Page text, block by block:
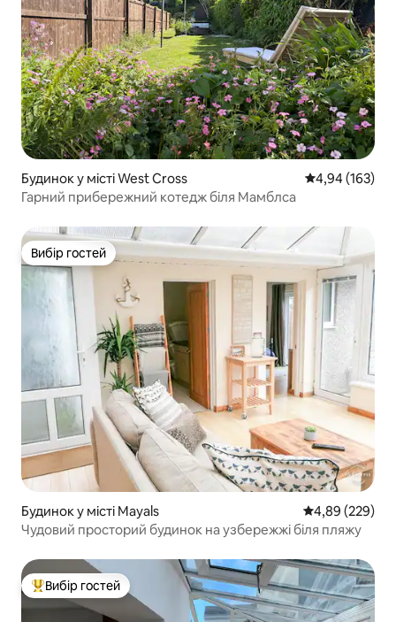
Будинок у місті West Cross Середня
4,94 (163)
Гарний прибережний котедж біля Мамблса
Вибір гостей
Вибір гостей
Будинок у місті Mayals Середня
4,89 (229)
Чудовий просторий будинок на узбережжі біля пляжу
Топ вибір гостей
Вибір гостей